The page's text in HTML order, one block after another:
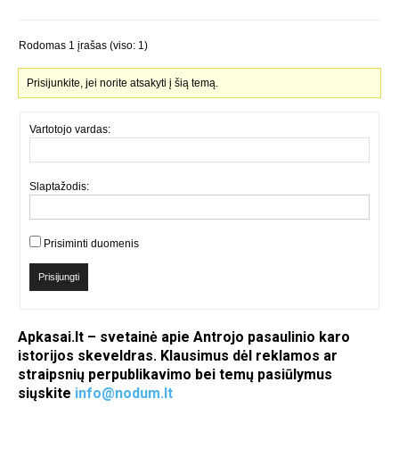
Rodomas 1 įrašas (viso: 1)
Prisijunkite, jei norite atsakyti į šią temą.
Vartotojo vardas:
Slaptažodis:
Prisiminti duomenis
Prisijungti
Apkasai.lt – svetainė apie Antrojo pasaulinio karo
istorijos skeveldras. Klausimus dėl reklamos ar
straipsnių perpublikavimo bei temų pasiūlymus
siųskite info@nodum.lt